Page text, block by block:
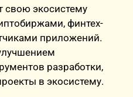
свою экосистему
финтех-
приложений.
разработки,
в экосистему.